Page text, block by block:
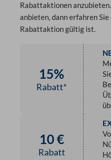
Rabattaktionen
anbieten, dann erfahren Sie
Rabattaktion gültig ist.
So können Sie bei AM
15%
Rabatt*
10 €
Rabatt